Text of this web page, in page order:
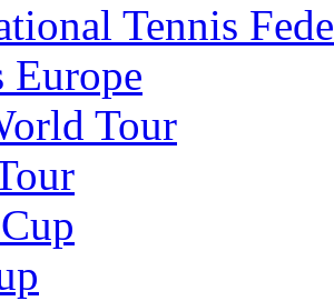
Tennis
Europe
Tour